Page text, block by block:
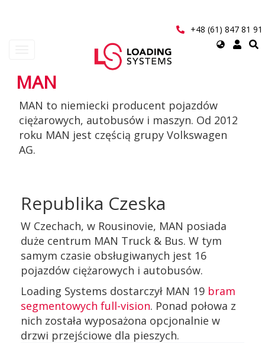
+48 (61) 847 81 91
Select
User
account
menu
MAN
MAN to niemiecki producent pojazdów
ciężarowych, autobusów i maszyn. Od 2012
roku MAN jest częścią grupy Volkswagen
AG.
Republika Czeska
W Czechach, w Rousinovie, MAN posiada
duże centrum MAN Truck & Bus. W tym
samym czasie obsługiwanych jest 16
pojazdów ciężarowych i autobusów.
Loading Systems dostarczył MAN 19 bram
segmentowych full-vision. Ponad połowa z
nich została wyposażona opcjonalnie w
drzwi przejściowe dla pieszych.